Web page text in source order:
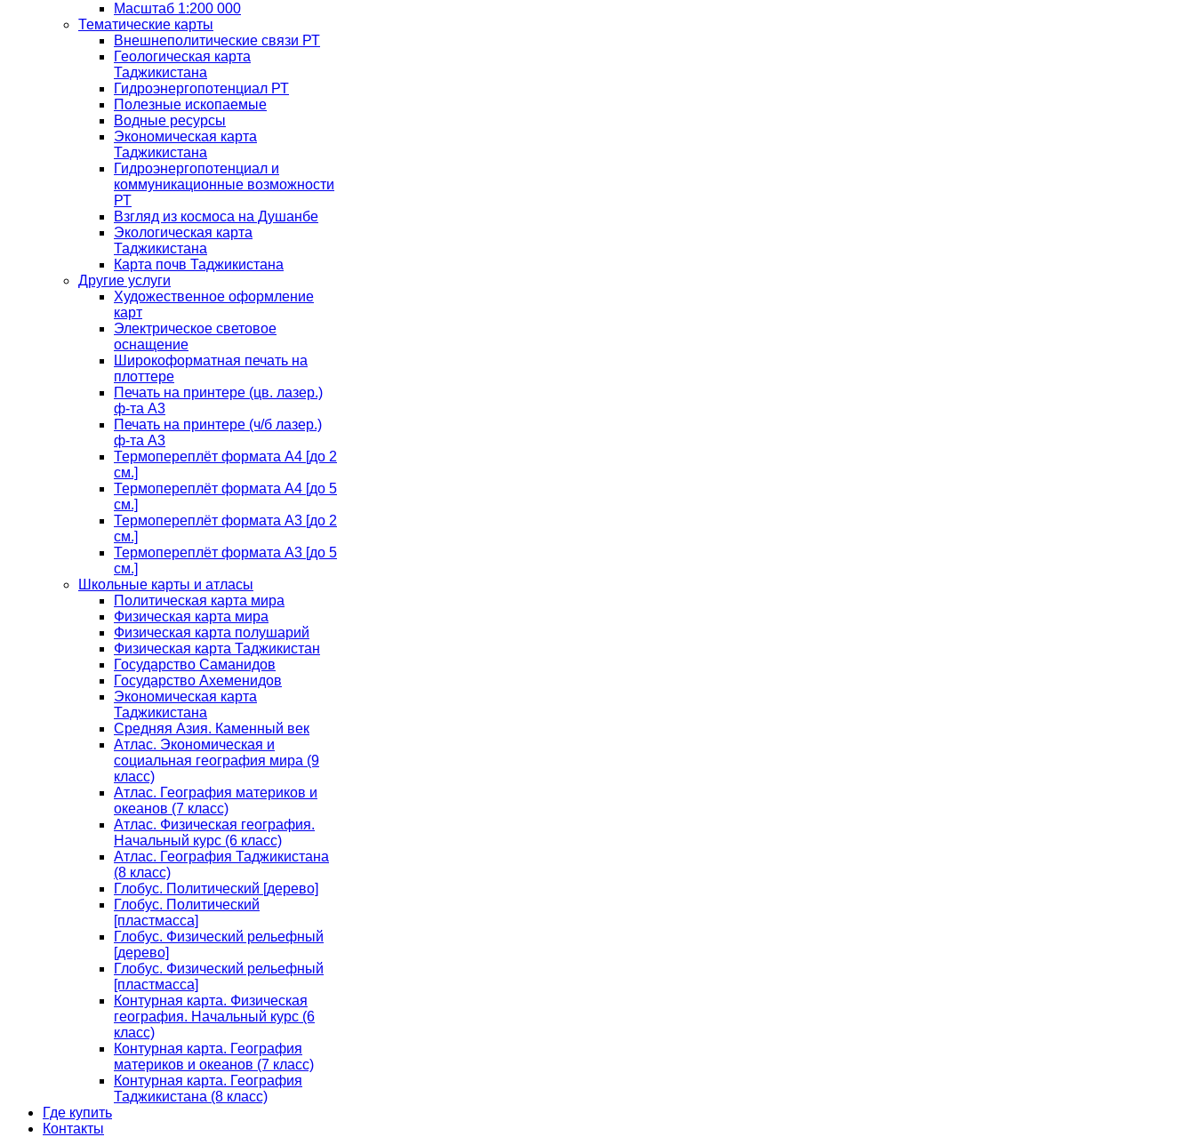
Масштаб 1:200 000
Тематические карты
Внешнеполитические связи РТ
Геологическая карта
Таджикистана
Гидроэнергопотенциал РТ
Полезные ископаемые
Водные ресурсы
Экономическая карта
Таджикистана
Гидроэнергопотенциал и
коммуникационные возможности
РТ
Взгляд из космоса на Душанбе
Экологическая карта
Таджикистана
Карта почв Таджикистана
Другие услуги
Художественное оформление
карт
Электрическое световое
оснащение
Широкоформатная печать на
плоттере
Печать на принтере (цв. лазер.)
ф-та А3
Печать на принтере (ч/б лазер.)
ф-та А3
Термопереплёт формата А4 [до 2
см.]
Термопереплёт формата А4 [до 5
см.]
Термопереплёт формата А3 [до 2
см.]
Термопереплёт формата А3 [до 5
см.]
Школьные карты и атласы
Политическая карта мира
Физическая карта мира
Физическая карта полушарий
Физическая карта Таджикистан
Государство Саманидов
Государство Ахеменидов
Экономическая карта
Таджикистана
Средняя Азия. Каменный век
Атлас. Экономическая и
социальная география мира (9
класс)
Атлас. География материков и
океанов (7 класс)
Атлас. Физическая география.
Начальный курс (6 класс)
Атлас. География Таджикистана
(8 класс)
Глобус. Политический [дерево]
Глобус. Политический
[пластмасса]
Глобус. Физический рельефный
[дерево]
Глобус. Физический рельефный
[пластмасса]
Контурная карта. Физическая
география. Начальный курс (6
класс)
Контурная карта. География
материков и океанов (7 класс)
Контурная карта. География
Таджикистана (8 класс)
Где купить
Контакты